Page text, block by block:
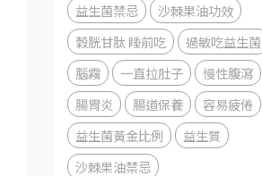
益生菌禁忌
沙棘果油功效
穀胱甘肽 睡前吃
過敏吃益生菌
腦霧
一直拉肚子
慢性腹瀉
腸胃炎
腸道保養
容易疲倦
益生菌黃金比例
益生質
沙棘果油禁忌